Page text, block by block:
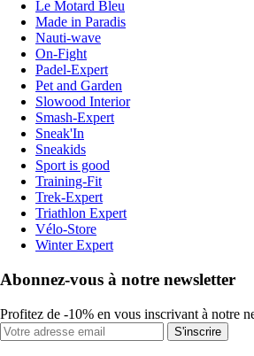
Le Motard Bleu
Made in Paradis
Nauti-wave
On-Fight
Padel-Expert
Pet and Garden
Slowood Interior
Smash-Expert
Sneak'In
Sneakids
Sport is good
Training-Fit
Trek-Expert
Triathlon Expert
Vélo-Store
Winter Expert
Abonnez-vous à notre newsletter
Profitez de -10% en vous inscrivant à notre
S'inscrire